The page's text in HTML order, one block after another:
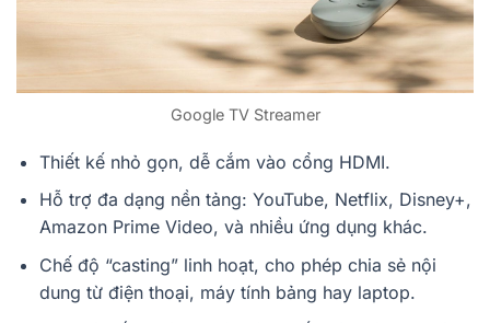
Google TV Streamer
Thiết kế nhỏ gọn, dễ cắm vào cổng HDMI.
Hỗ trợ đa dạng nền tảng: YouTube, Netflix, Disney+,
Amazon Prime Video, và nhiều ứng dụng khác.
Chế độ “casting” linh hoạt, cho phép chia sẻ nội
dung từ điện thoại, máy tính bảng hay laptop.